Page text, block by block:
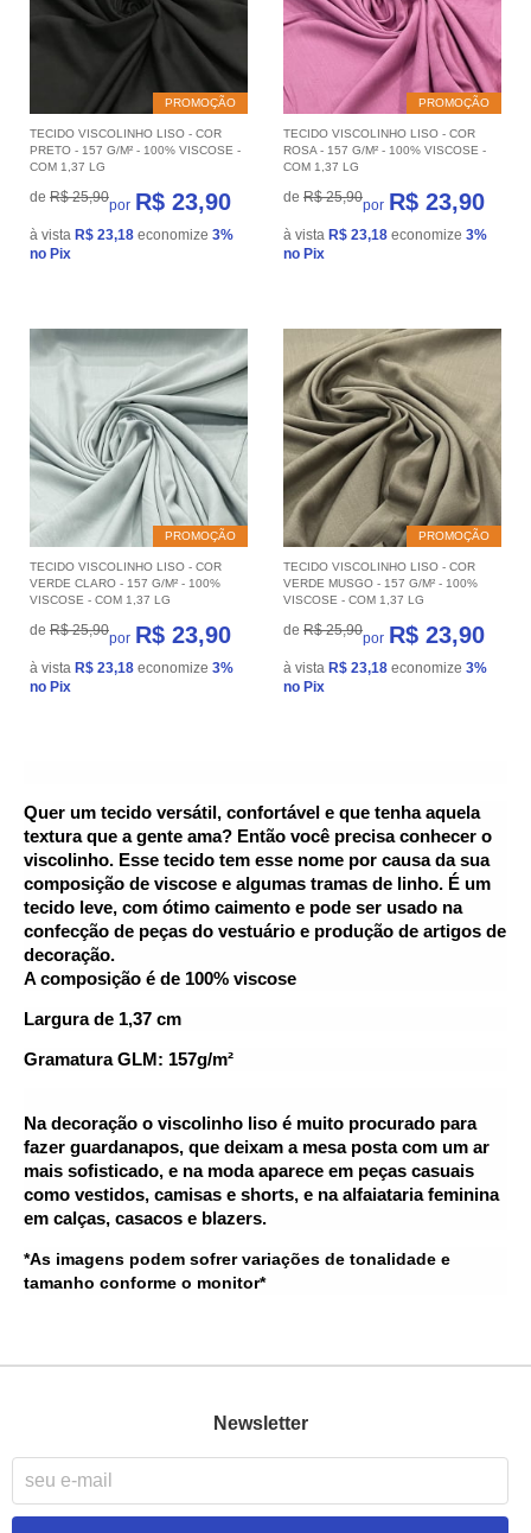
PROMOÇÃO
TECIDO VISCOLINHO LISO - COR
PRETO - 157 G/M² - 100% VISCOSE -
COM 1,37 LG
de R$ 25,90por R$ 23,90
à vista R$ 23,18 economize 3%
no Pix
PROMOÇÃO
TECIDO VISCOLINHO LISO - COR
ROSA - 157 G/M² - 100% VISCOSE -
COM 1,37 LG
de R$ 25,90por R$ 23,90
à vista R$ 23,18 economize 3%
no Pix
PROMOÇÃO
TECIDO VISCOLINHO LISO - COR
VERDE CLARO - 157 G/M² - 100%
VISCOSE - COM 1,37 LG
de R$ 25,90por R$ 23,90
à vista R$ 23,18 economize 3%
no Pix
PROMOÇÃO
TECIDO VISCOLINHO LISO - COR
VERDE MUSGO - 157 G/M² - 100%
VISCOSE - COM 1,37 LG
de R$ 25,90por R$ 23,90
à vista R$ 23,18 economize 3%
no Pix
Quer um tecido versátil, confortável e que tenha aquela
textura que a gente ama? Então você precisa conhecer o
viscolinho. Esse tecido tem esse nome por causa da sua
composição de viscose e algumas tramas de linho. É um
tecido leve, com ótimo caimento e pode ser usado na
confecção de peças do vestuário e produção de artigos de
decoração.
A composição é de 100% viscose
Largura de 1,37 cm
Gramatura GLM: 157g/m²
Na decoração o viscolinho liso é muito procurado para
fazer guardanapos, que deixam a mesa posta com um ar
mais sofisticado, e na moda aparece em peças casuais
como vestidos, camisas e shorts, e na alfaiataria feminina
em calças, casacos e blazers.
*As imagens podem sofrer variações de tonalidade e
tamanho conforme o monitor*
Newsletter